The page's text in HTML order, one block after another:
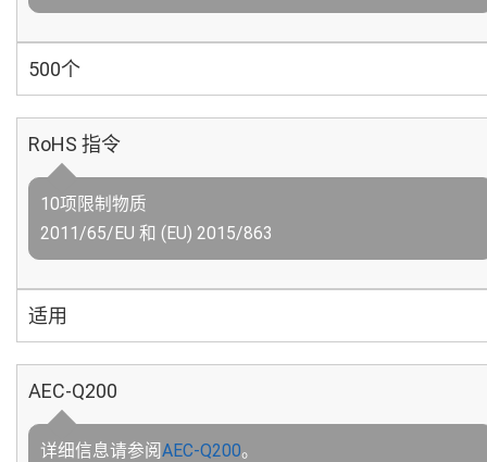
500个
RoHS 指令
10项限制物质
2011/65/EU 和 (EU) 2015/863
适用
AEC-Q200
详细信息请参阅AEC-Q200。